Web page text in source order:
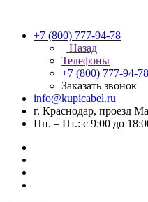
+7 (800) 777-94-78
Назад
Телефоны
+7 (800) 777-94-78
Заказать звонок
info@kupicabel.ru
г. Краснодар, проезд
Пн. – Пт.: с 9:00 до